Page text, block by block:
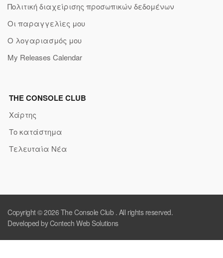
Πολιτική διαχείρισης προσωπικών δεδομένων
Οι παραγγελίες μου
Ο λογαριασμός μου
My Releases Calendar
THE CONSOLE CLUB
Χάρτης
Το κατάστημα
Τελευταία Νέα
Copyright © 2026 The Console Club. All rights reserved.
Developed by Contech Web Solutions